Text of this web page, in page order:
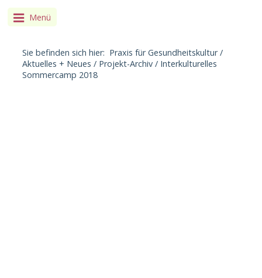
Menü
Sie befinden sich hier: Praxis für Gesundheitskultur /
Aktuelles + Neues / Projekt-Archiv / Interkulturelles
Sommercamp 2018